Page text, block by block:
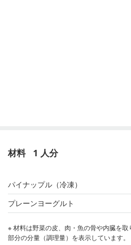
材料 1 人分
パイナップル（冷凍）
プレーンヨーグルト
※ 材料は野菜の皮、肉・魚の骨や内臓を
部分の分量（調理量）を表示しています。